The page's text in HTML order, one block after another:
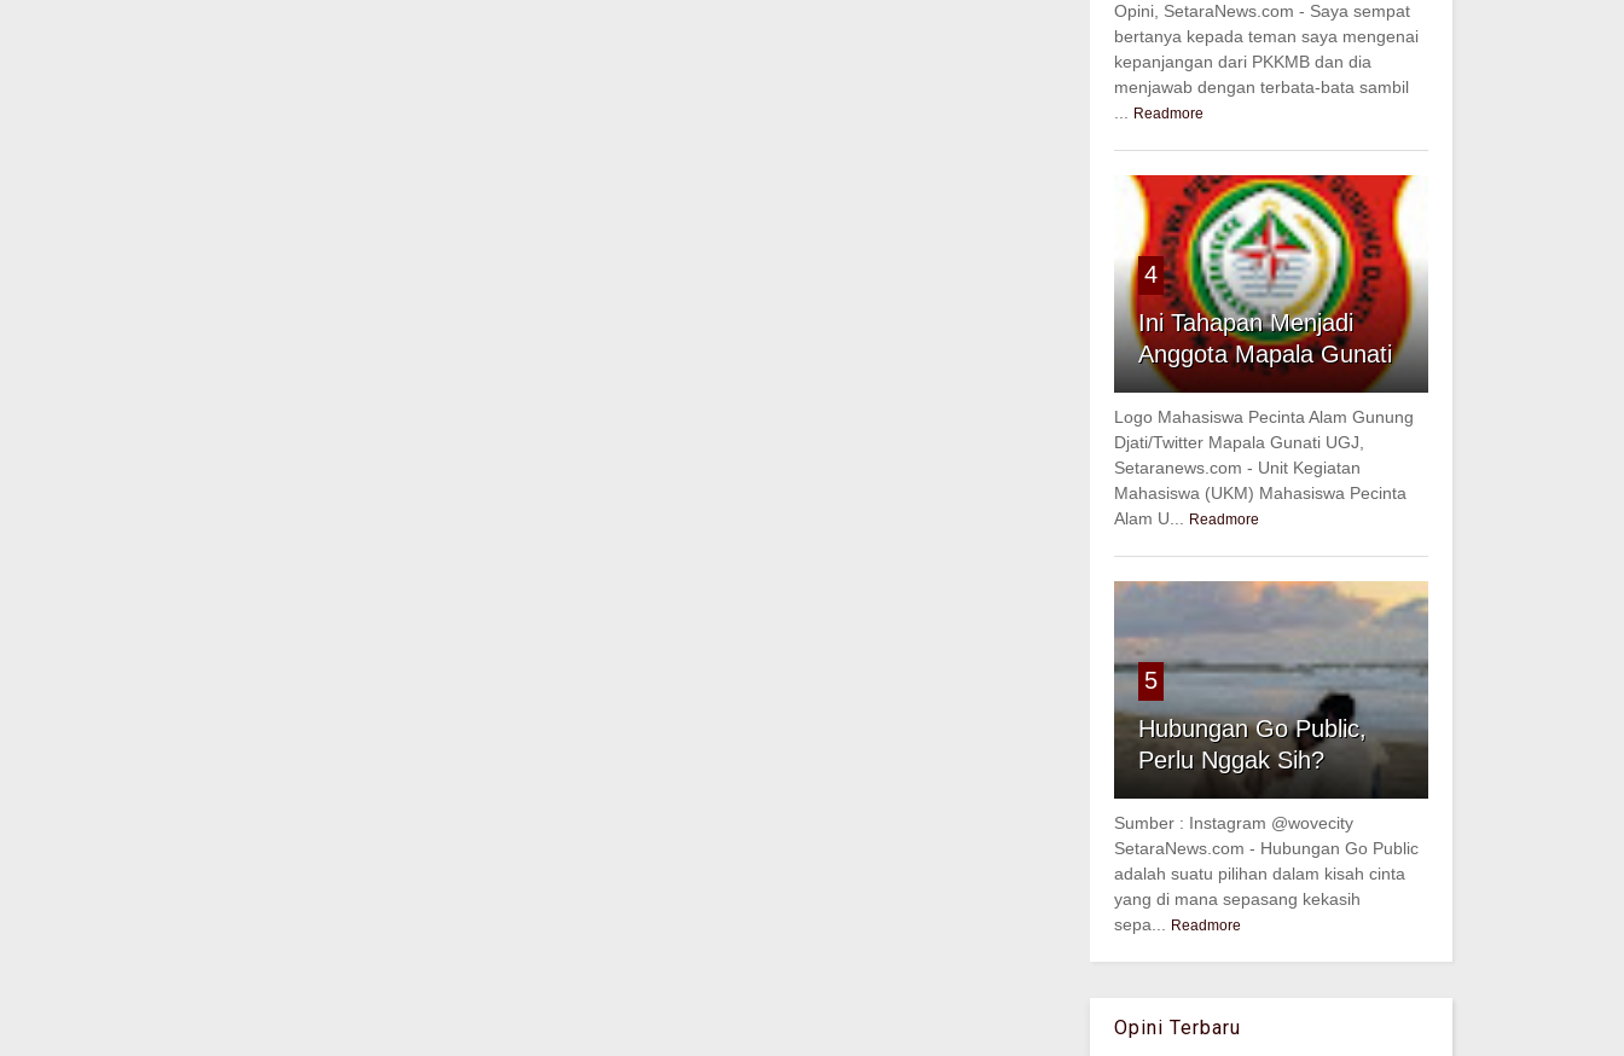
Opini, SetaraNews.com - Saya sempat
bertanya kepada teman saya mengenai
kepanjangan dari PKKMB dan dia
menjawab dengan terbata-bata sambil
Readmore
4
Ini Tahapan Menjadi
Anggota Mapala Gunati
Logo Mahasiswa Pecinta Alam Gunung
Djati/Twitter Mapala Gunati UGJ,
Setaranews.com - Unit Kegiatan
Mahasiswa (UKM) Mahasiswa Pecinta
Alam U...
Readmore
5
Hubungan Go Public,
Perlu Nggak Sih?
Sumber : Instagram @wovecity
SetaraNews.com - Hubungan Go Public
adalah suatu pilihan dalam kisah cinta
yang di mana sepasang kekasih
sepa...
Readmore
Opini Terbaru